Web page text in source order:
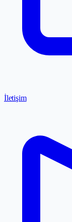
İletişim